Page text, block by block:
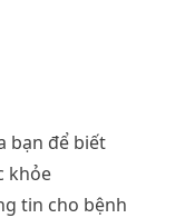
bạn để biết
khỏe
tin cho bệnh